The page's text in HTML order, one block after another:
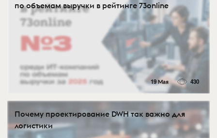
по объемам выручки в рейтинге 73online
19 Мая 430
Почему проектирование DWH так важно для
логистики